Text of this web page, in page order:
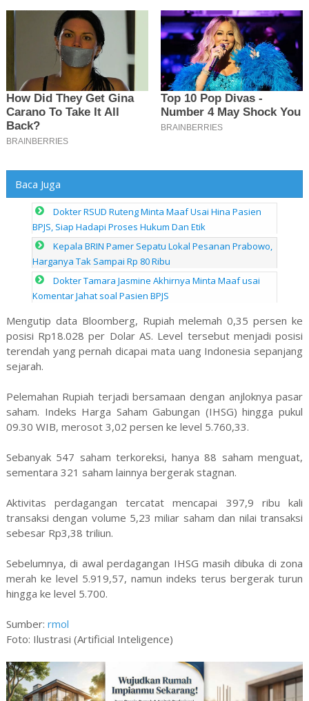
Baca Juga
Dokter RSUD Ruteng Minta Maaf Usai Hina Pasien
BPJS, Siap Hadapi Proses Hukum Dan Etik
Kepala BRIN Pamer Sepatu Lokal Pesanan Prabowo,
Harganya Tak Sampai Rp 80 Ribu
Dokter Tamara Jasmine Akhirnya Minta Maaf usai
Komentar Jahat soal Pasien BPJS
Mengutip data Bloomberg, Rupiah melemah 0,35 persen ke
posisi Rp18.028 per Dolar AS. Level tersebut menjadi posisi
terendah yang pernah dicapai mata uang Indonesia sepanjang
sejarah.
Pelemahan Rupiah terjadi bersamaan dengan anjloknya pasar
saham. Indeks Harga Saham Gabungan (IHSG) hingga pukul
09.30 WIB, merosot 3,02 persen ke level 5.760,33.
Sebanyak 547 saham terkoreksi, hanya 88 saham menguat,
sementara 321 saham lainnya bergerak stagnan.
Aktivitas perdagangan tercatat mencapai 397,9 ribu kali
transaksi dengan volume 5,23 miliar saham dan nilai transaksi
sebesar Rp3,38 triliun.
Sebelumnya, di awal perdagangan IHSG masih dibuka di zona
merah ke level 5.919,57, namun indeks terus bergerak turun
hingga ke level 5.700.
Sumber: rmol
Foto: Ilustrasi (Artificial Inteligence)